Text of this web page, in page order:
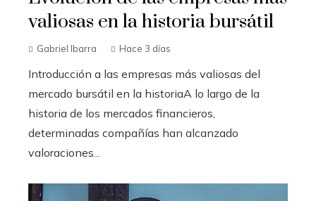
valiosas en la historia bursátil
Gabriel Ibarra Hace 3 días
Introducción a las empresas más valiosas del
mercado bursátil en la historiaA lo largo de la
historia de los mercados financieros,
determinadas compañías han alcanzado
valoraciones...